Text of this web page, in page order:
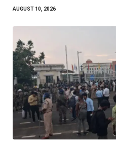
AUGUST 10, 2026